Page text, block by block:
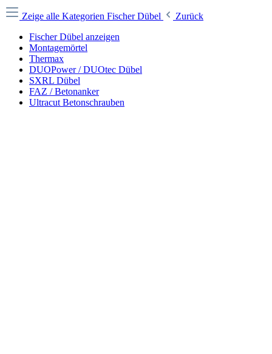
Zeige alle Kategorien Fischer Dübel
Zurück
Fischer Dübel anzeigen
Montagemörtel
Thermax
DUOPower / DUOtec Dübel
SXRL Dübel
FAZ / Betonanker
Ultracut Betonschrauben